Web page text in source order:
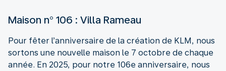
Maison n° 106 : Villa Rameau
Pour fêter l’anniversaire de la création de KLM, nous
sortons une nouvelle maison le 7 octobre de chaque
année. En 2025, pour notre 106e anniversaire, nous